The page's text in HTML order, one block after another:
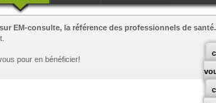
EM-consulte, la référence des professionnels de santé.
pour en bénéficier!